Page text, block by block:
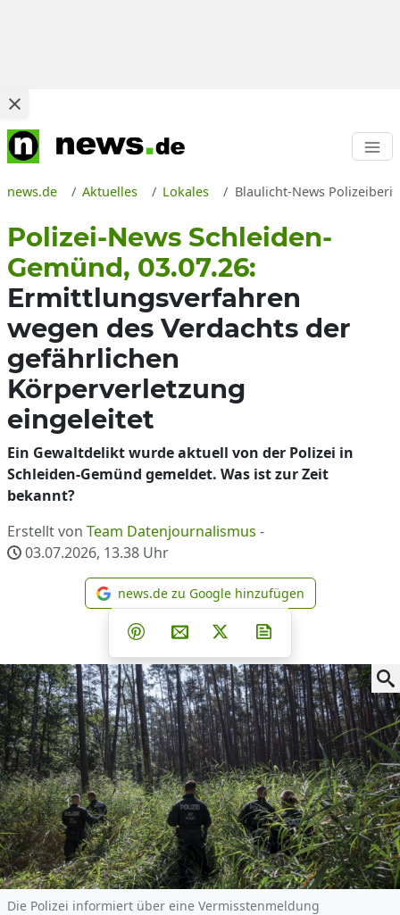
news.de Aktuelles Lokales Blaulicht-News
Polizei-News Schleiden-
Gemünd, 03.07.26:
Ermittlungsverfahren
wegen des Verdachts der
gefährlichen
Körperverletzung
eingeleitet
Ein Gewaltdelikt wurde aktuell von der Polizei in
Schleiden-Gemünd gemeldet. Was ist zur Zeit
bekannt?
Erstellt von Team Datenjournalismus -
03.07.2026, 13.38 Uhr
news.de zu Google
news.de zu Google hinzufügen
Teilen auf Facebook
Teilen auf Whatsapp
Teilen auf Telegram
Teilen auf Pinterest
Per E-Mail teilen
Post auf X
Die Polizei informiert über eine Vermisstenmeldung